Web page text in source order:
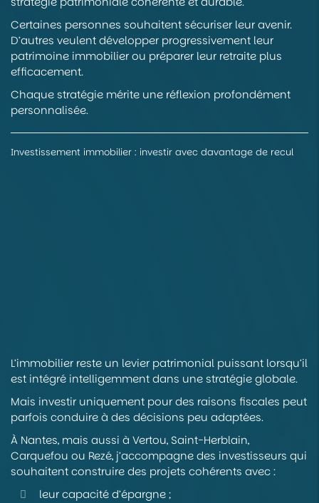
Certaines personnes souhaitent sécuriser leur avenir.
D’autres veulent développer progressivement leur
patrimoine immobilier ou préparer leur retraite plus
efficacement.
Chaque stratégie mérite une réflexion profondément
personnalisée.
Investissement immobilier : investir avec davantage de recul
L’immobilier reste un levier patrimonial puissant lorsqu’il
est intégré intelligemment dans une stratégie globale.
Mais investir uniquement pour des raisons fiscales peut
parfois conduire à des décisions peu adaptées.
À Nantes, mais aussi à Vertou, Saint-Herblain,
Carquefou ou Rezé, j’accompagne des investisseurs qui
souhaitent construire des projets cohérents avec :
leur capacité d’épargne ;